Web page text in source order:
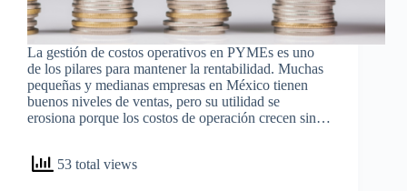
La gestión de costos operativos en PYMEs es uno
de los pilares para mantener la rentabilidad. Muchas
pequeñas y medianas empresas en México tienen
buenos niveles de ventas, pero su utilidad se
erosiona porque los costos de operación crecen sin…
53 total views